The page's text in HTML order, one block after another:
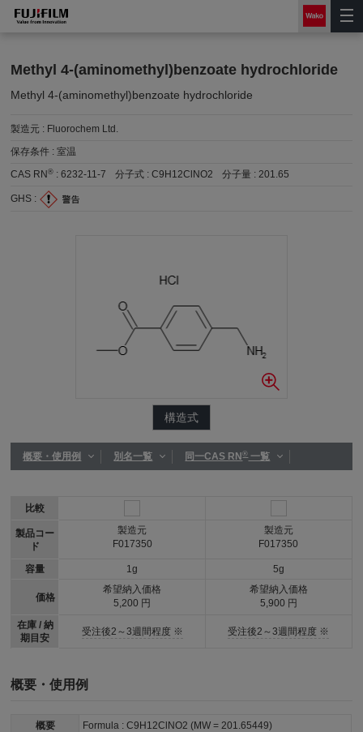
Methyl 4-(aminomethyl)benzoate hydrochloride
Methyl 4-(aminomethyl)benzoate hydrochloride
製造元 : Fluorochem Ltd.
保存条件 :室温
CAS RN® :6232-11-7 分子式 :C9H12ClNO2 分子量 :201.65
GHS :
構造式
概要・使用例 別名一覧 同一CAS RN®一覧
比較
製品コー
ド
容量
価格
在庫 / 納
期目安
製造元
F017350
1g
希望納入価格
5,200 円
受注後2～3週間程度 ※
製造元
F017350
5g
希望納入価格
5,900 円
受注後2～3週間程度 ※
概要・使用例
概要 Formula : C9H12ClNO2 (MW = 201.65449)